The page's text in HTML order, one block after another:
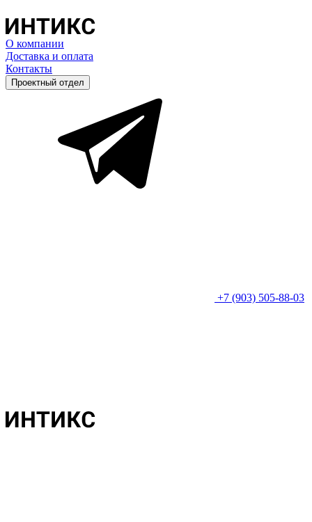
О компании
Доставка и оплата
Контакты
Проектный отдел
+7 (903) 505-88-03